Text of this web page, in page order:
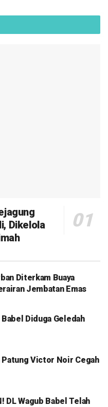
Dikelola
Diterkam Buaya
Jembatan Emas
Diduga Geledah
Victor Noir Cegah
DL Wagub Babel Telah